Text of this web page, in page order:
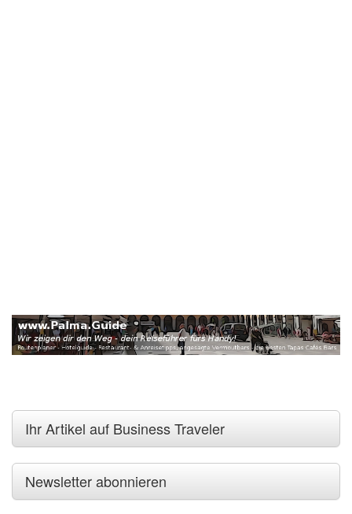
Ihr Artikel auf Business Traveler
Newsletter abonnieren